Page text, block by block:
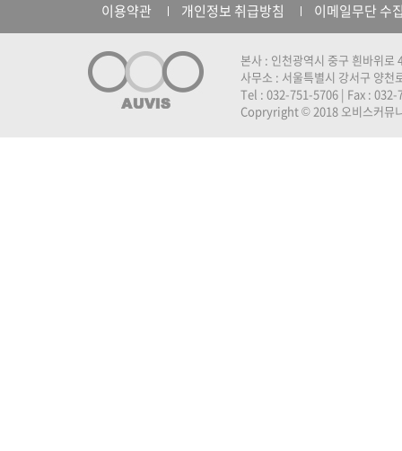
이용약관 개인정보 취급방침 이메일무단 수
본사 : 인천광역시 중구 흰바위
사무소 : 서울특별시 강서구 양천
Tel : 032-751-5706 | Fax :
Copryright © 2018 오비스커뮤